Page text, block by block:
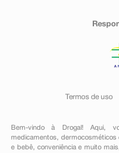
Termos de uso
Bem-vindo à Drogal! Aqui,
medicamentos , dermocosméticos
e bebê, conveniênciae muito